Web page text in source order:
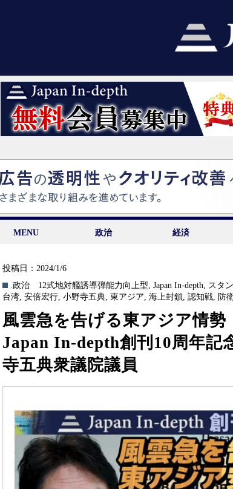
MENU 政治 経済
投稿日：2024/1/6
.政治
12式地対艦誘導弾能力向上型,Japan In-depth, スタ
台湾, 安倍宏行, 小野寺五典, 東アジア, 海上封鎖, 認知戦, 防
風雲急を告げる東アジア情
Japan In-depth創刊10周年
寺五典衆議院議員